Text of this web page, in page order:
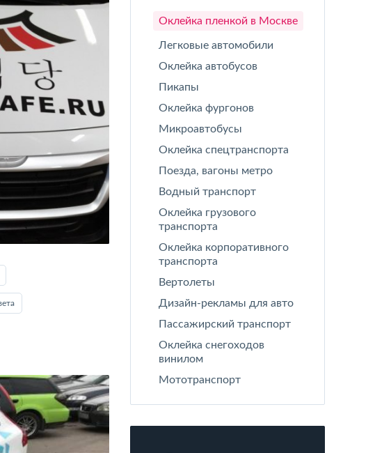
Оклейка пленкой в Москве
Легковые автомобили
Оклейка автобусов
Пикапы
Оклейка фургонов
Микроавтобусы
Оклейка спецтранспорта
Поезда, вагоны метро
Водный транспорт
Оклейка грузового
транспорта
Оклейка корпоративного
транспорта
Вертолеты
Дизайн-рекламы для авто
Пассажирский транспорт
Оклейка снегоходов
винилом
Мототранcпорт